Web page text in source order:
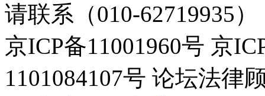
请联系（010-62719935）
京ICP备11001960号 京
1101084107号 论坛法律